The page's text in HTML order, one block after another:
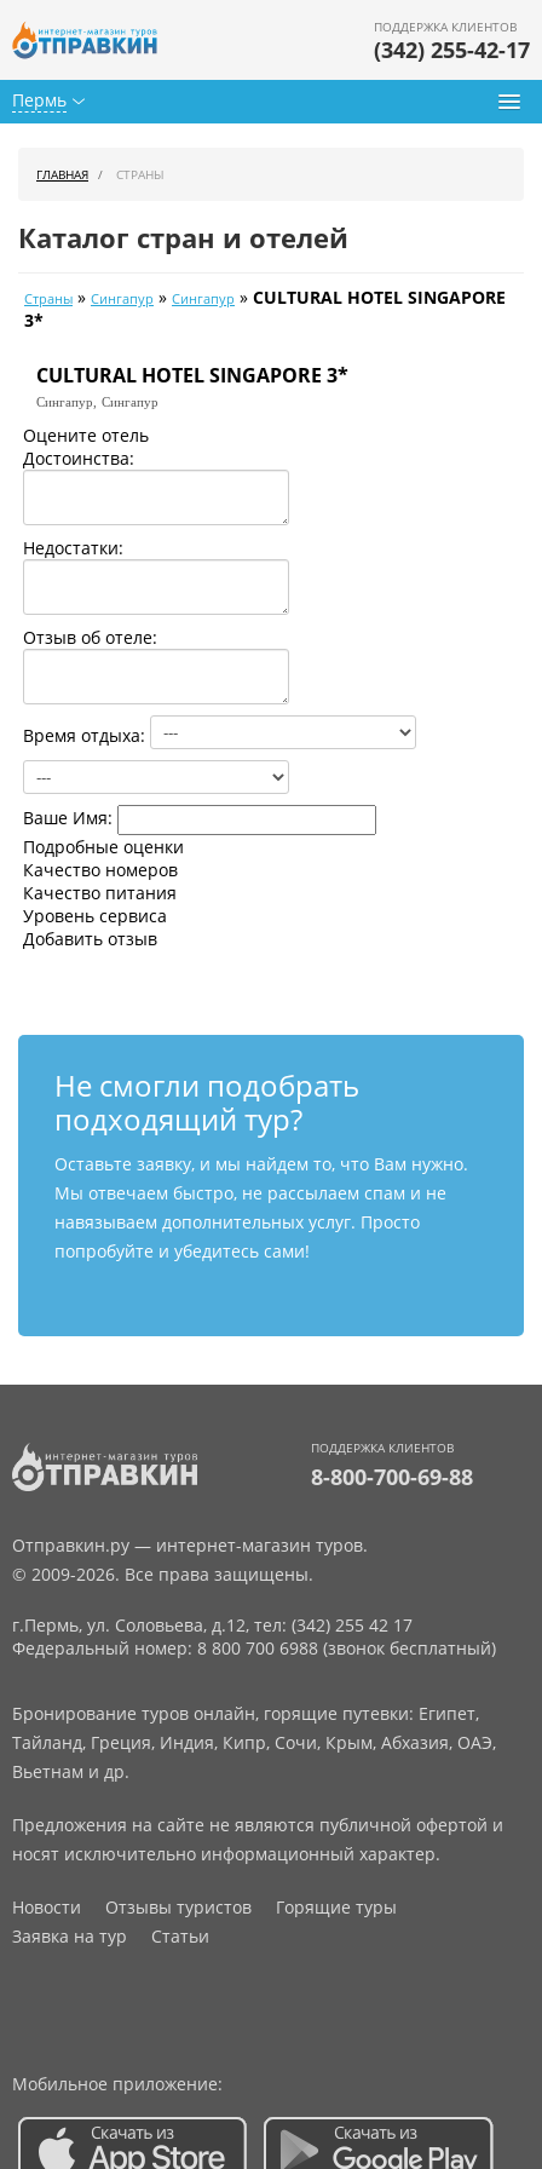
Пермь
ПОДДЕРЖКА КЛИЕНТОВ
(342) 255-42-17
Календарь туров
Страны
Как купить
Контакты
ГЛАВНАЯ СТРАНЫ
Каталог стран и отелей
Страны » Сингапур » Сингапур » CULTURAL HOTEL SINGAPORE
3*
CULTURAL HOTEL SINGAPORE 3*
Сингапур, Сингапур
Оцените отель
Достоинства:
Недостатки:
Отзыв об отеле:
Время отдыха:
Ваше Имя:
Подробные оценки
Качество номеров
Качество питания
Уровень сервиса
Добавить отзыв
Не смогли подобрать
подходящий тур?
Оставьте заявку, и мы найдем то, что Вам нужно.
Мы отвечаем быстро, не рассылаем спам и не
навязываем дополнительных услуг. Просто
попробуйте и убедитесь сами!
ПОДДЕРЖКА КЛИЕНТОВ
8-800-700-69-88
Отправкин.ру — интернет-магазин туров.
© 2009-2026. Все права защищены.
г.Пермь, ул. Соловьева, д.12, тел: (342) 255 42 17
Федеральный номер: 8 800 700 6988 (звонок бесплатный)
Бронирование туров онлайн, горящие путевки: Египет,
Тайланд, Греция, Индия, Кипр, Сочи, Крым, Абхазия, ОАЭ,
Вьетнам и др.
Предложения на сайте не являются публичной офертой и
носят исключительно информационный характер.
Новости Отзывы туристов
Горящие туры
Заявка на тур
Статьи
Мобильное приложение: